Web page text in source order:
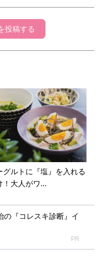
投稿する
グルトに『塩』を入れる
！大人がワ...
の『コレスキ診断』イ
PR